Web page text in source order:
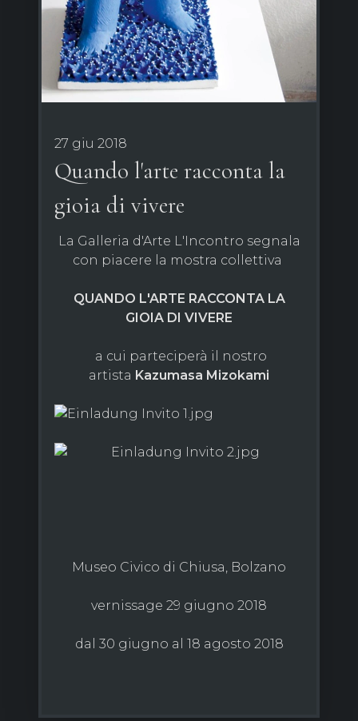
27 giu 2018
Quando l'arte racconta la
gioia di vivere
La Galleria d'Arte L'Incontro segnala
con piacere la mostra collettiva
QUANDO L'ARTE RACCONTA LA
GIOIA DI VIVERE
a cui parteciperà il nostro
artista Kazumasa Mizokami
Museo Civico di Chiusa, Bolzano
vernissage 29 giugno 2018
dal 30 giugno al 18 agosto 2018